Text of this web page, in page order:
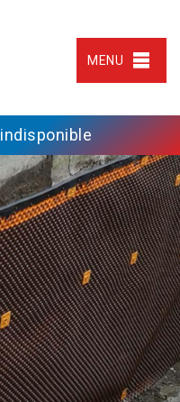
MENU
indisponible